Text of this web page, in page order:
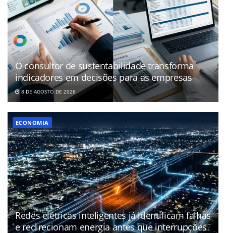
O consultor de sustentabilidade transforma
indicadores em decisões para as empresas
8 DE AGOSTO DE 2026
ECONOMIA
Redes elétricas inteligentes já identificam falhas
e redirecionam energia antes que interrupções